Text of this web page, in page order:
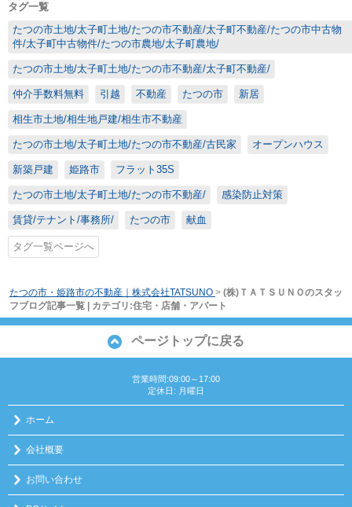
タグ一覧
たつの市土地/太子町土地/たつの市不動産/太子町不動産/たつの市中古物
件/太子町中古物件/たつの市農地/太子町農地/
たつの市土地/太子町土地/たつの市不動産/太子町不動産/
仲介手数料無料 引越 不動産 たつの市 新居
相生市土地/相生地戸建/相生市不動産
たつの市土地/太子町土地/たつの市不動産/古民家 オープンハウス
新築戸建 姫路市 フラット35S
たつの市土地/太子町土地/たつの市不動産/ 感染防止対策
賃貸/テナント/事務所/ たつの市 献血
タグ一覧ページへ
たつの市・姫路市の不動産｜株式会社TATSUNO > (株)ＴＡＴＳＵＮＯのスタッ
フブログ記事一覧 | カテゴリ:住宅・店舗・アパート
ページトップに戻る
営業時間:09:00～17:00
定休日: 月曜日
ホーム
会社概要
お問い合わせ